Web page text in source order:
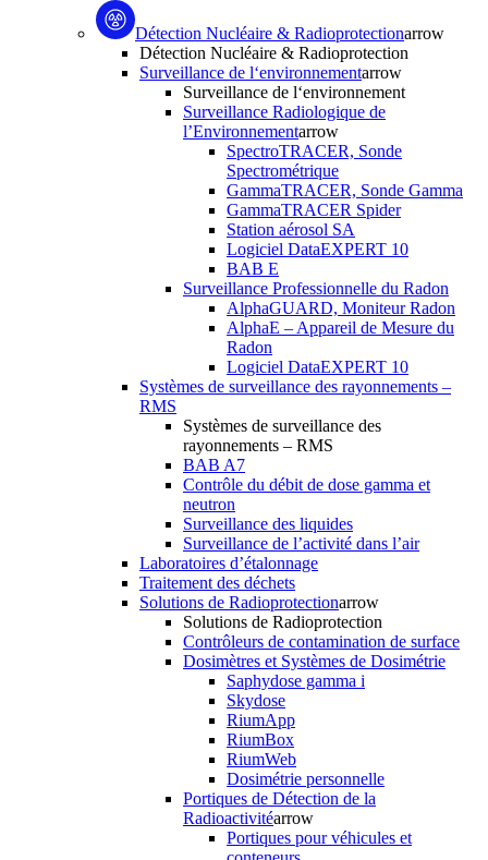
Détection Nucléaire & Radioprotectionarrow
Détection Nucléaire & Radioprotection
Surveillance de l‘environnementarrow
Surveillance de l‘environnement
Surveillance Radiologique de
l’Environnementarrow
SpectroTRACER, Sonde
Spectrométrique
GammaTRACER, Sonde Gamma
GammaTRACER Spider
Station aérosol SA
Logiciel DataEXPERT 10
BAB E
Surveillance Professionnelle du Radon
AlphaGUARD, Moniteur Radon
AlphaE – Appareil de Mesure du
Radon
Logiciel DataEXPERT 10
Systèmes de surveillance des rayonnements –
RMS
Systèmes de surveillance des
rayonnements – RMS
BAB A7
Contrôle du débit de dose gamma et
neutron
Surveillance des liquides
Surveillance de l’activité dans l’air
Laboratoires d’étalonnage
Traitement des déchets
Solutions de Radioprotectionarrow
Solutions de Radioprotection
Contrôleurs de contamination de surface
Dosimètres et Systèmes de Dosimétrie
Saphydose gamma i
Skydose
RiumApp
RiumBox
RiumWeb
Dosimétrie personnelle
Portiques de Détection de la
Radioactivitéarrow
Portiques pour véhicules et